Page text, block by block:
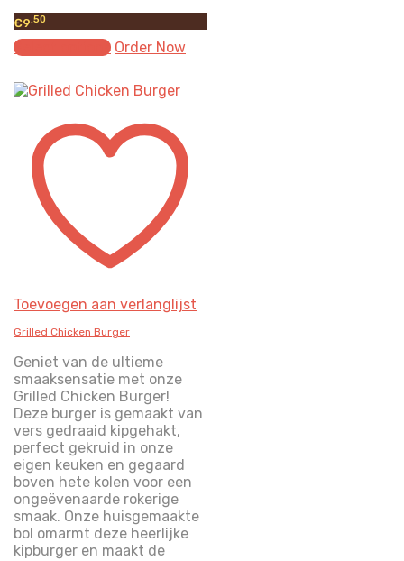
€9 .50
Select options Order Now
Toevoegen aan verlanglijst
Grilled Chicken Burger
Geniet van de ultieme
smaaksensatie met onze
Grilled Chicken Burger!
Deze burger is gemaakt van
vers gedraaid kipgehakt,
perfect gekruid in onze
eigen keuken en gegaard
boven hete kolen voor een
ongeëvenaarde rokerige
smaak. Onze huisgemaakte
bol omarmt deze heerlijke
kipburger en maakt de